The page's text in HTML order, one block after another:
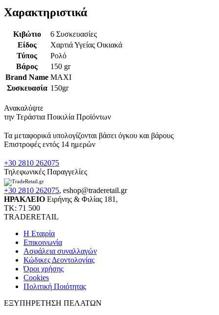
Χαρακτηριστικά
Κιβώτιο
6 Συσκευασίες
Είδος
Χαρτιά Υγείας Οικιακά
Τύπος
Ρολό
Βάρος
150 gr
Brand Name MAXI
Συσκευασία 150gr
Ανακαλύψτε
την Τεράστια Ποικιλία Προϊόντων
Τα μεταφορικά υπολογίζονται βάσει όγκου και βάρους
Επιστροφές εντός 14 ημερών
+30 2810 262075
Τηλεφωνικές Παραγγελίες
+30 2810 262075, eshop@traderetail.gr
ΗΡΑΚΛΕΙΟ Ειρήνης & Φιλίας 181,
ΤΚ: 71 500
TRADERETAIL
H Εταιρία
Eπικοινωνία
Ασφάλεια συναλλαγών
Κώδικες Δεοντολογίας
Όροι χρήσης
Cookies
Πολιτική Ποιότητας
ΕΞΥΠΗΡΕΤΗΣΗ ΠΕΛΑΤΩΝ